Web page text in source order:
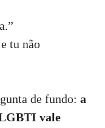
tu não
de fundo: a
vale